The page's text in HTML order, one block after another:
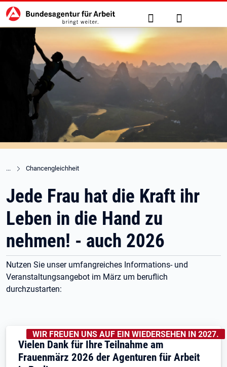
zu den Hauptinhalten springen
Hauptnavigation Suche Anmelden
Chancengleichheit
Jede Frau hat die Kraft ihr
Leben in die Hand zu
nehmen! - auch 2026
Nutzen Sie unser umfangreiches Informations- und
Veranstaltungsangebot im März um beruflich
durchzustarten:
KENNZEICHNUNGEN:
WIR FREUEN UNS AUF EIN WIEDERSEHEN IN 2027.
Vielen Dank für Ihre Teilnahme am
Frauenmärz 2026 der Agenturen für Arbeit